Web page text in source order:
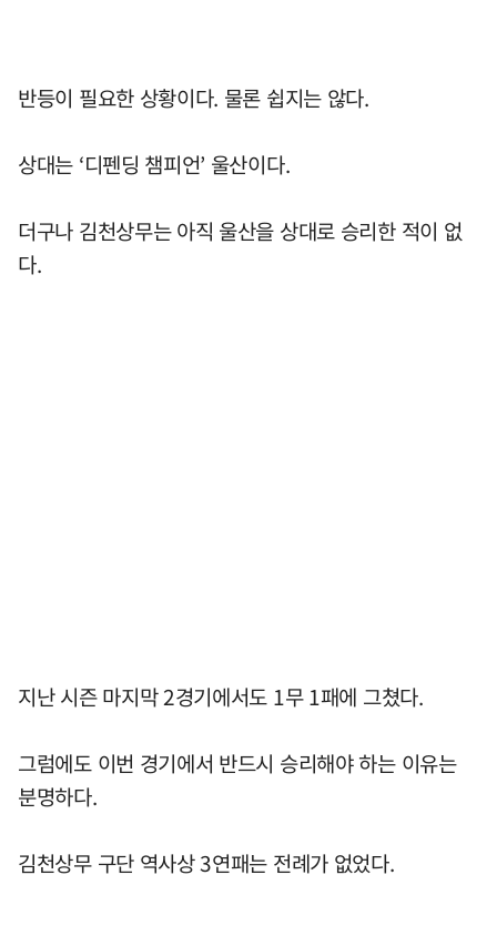
반등이 필요한 상황이다. 물론 쉽지는 않다.
상대는 ‘디펜딩 챔피언’ 울산이다.
더구나 김천상무는 아직 울산을 상대로 승리한 적이 없
다.
지난 시즌 마지막 2경기에서도 1무 1패에 그쳤다.
그럼에도 이번 경기에서 반드시 승리해야 하는 이유는
분명하다.
김천상무 구단 역사상 3연패는 전례가 없었다.